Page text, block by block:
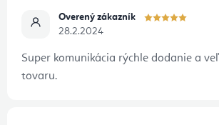
Overený zákazník
28.2.2024
Super komunikácia rýchle dodanie a
tovaru.